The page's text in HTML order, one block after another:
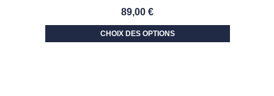
89,00 €
CHOIX DES OPTIONS